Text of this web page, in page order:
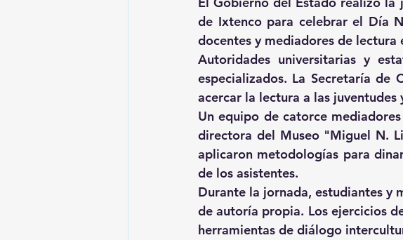
de Ixtenco para celebrar el Día
docentes y mediadores de
Autoridades universitarias y
especializados. La Secretaría
acercar la lectura a las
Un equipo de catorce
directora del Museo "Miguel N.
aplicaron metodologías para
de los asistentes.
Durante la jornada, estudiantes y
de autoría propia. Los ejercicios
herramientas de diálogo